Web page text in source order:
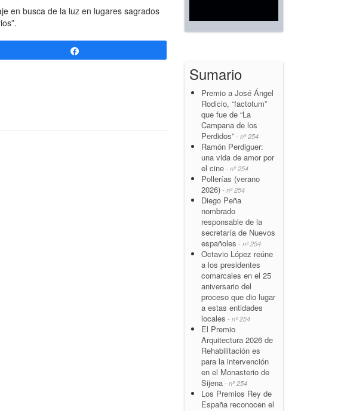
en busca de la luz en lugares sagrados
Sumario
Premio a José Ángel
Rodicio, “factotum”
que fue de “La
Campana de los
Perdidos” - nº 254
Ramón Perdiguer:
una vida de amor por
el cine - nº 254
Pollerías (verano
2026) - nº 254
Diego Peña
nombrado
responsable de la
secretaría de Nuevos
españoles - nº 254
Octavio López reúne
a los presidentes
comarcales en el 25
aniversario del
proceso que dio lugar
a estas entidades
locales - nº 254
El Premio
Arquitectura 2026 de
Rehabilitación es
para la intervención
en el Monasterio de
Sijena - nº 254
Los Premios Rey de
España reconocen el